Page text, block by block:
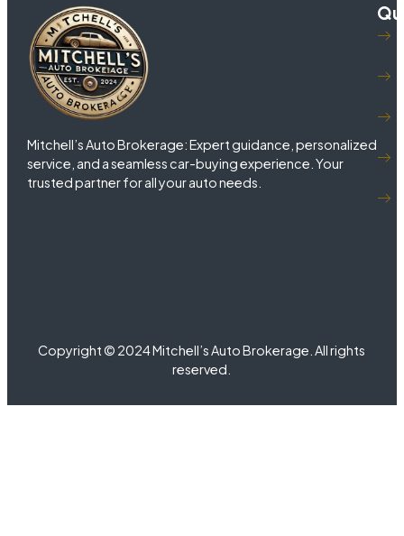
Mitchell’s Auto Brokerage: Expert guidance, personalized
service, and a seamless car-buying experience. Your
trusted partner for all your auto needs.
Copyright © 2024 Mitchell’s Auto Brokerage. All rights
reserved.